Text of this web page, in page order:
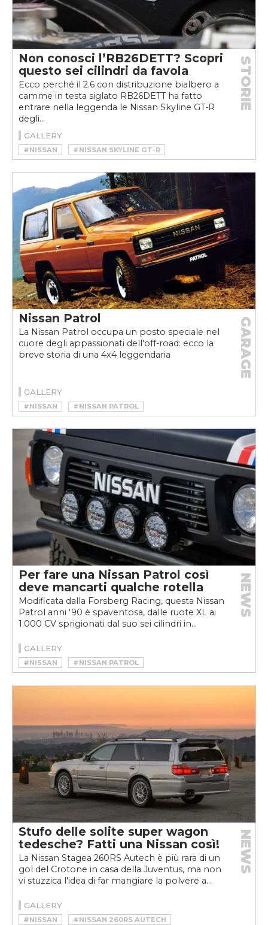
Non conosci l’RB26DETT? Scopri
questo sei cilindri da favola
Ecco perché il 2.6 con distribuzione bialbero a
camme in testa siglato RB26DETT ha fatto
entrare nella leggenda le Nissan Skyline GT-R
degli...
STORIE
GALLERY
#NISSAN
#NISSAN SKYLINE GT-R
#RB26DETT
Nissan Patrol
La Nissan Patrol occupa un posto speciale nel
cuore degli appassionati dell'off-road: ecco la
breve storia di una 4x4 leggendaria
GARAGE
GALLERY
#NISSAN
#NISSAN PATROL
#NISSAN PATROL STORIA
Per fare una Nissan Patrol così
deve mancarti qualche rotella
Modificata dalla Forsberg Racing, questa Nissan
Patrol anni '90 è spaventosa, dalle ruote XL ai
1.000 CV sprigionati dal suo sei cilindri in...
NEWS
GALLERY
#NISSAN #NISSAN PATROL
Stufo delle solite super wagon
tedesche? Fatti una Nissan così!
La Nissan Stagea 260RS Autech è più rara di un
gol del Crotone in casa della Juventus, ma non
vi stuzzica l'idea di far mangiare la polvere a...
NEWS
GALLERY
#NISSAN #NISSAN 260RS AUTECH